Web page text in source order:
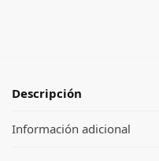
Descripción
Información adicional